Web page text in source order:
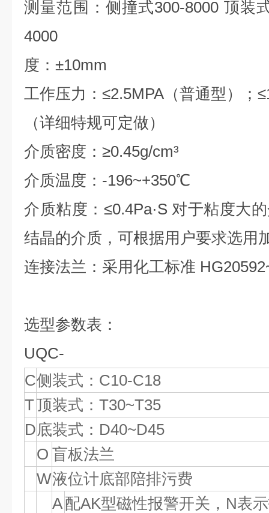
测量范围：侧撞式300-8000 顶装
4000
度：±10mm
工作压力：≤2.5MPA（普通型）；
（详细特规可定做）
介质密度：≥0.45g/cm³
介质温度：-196~+350℃
介质粘度：≤0.4Pa·S 对于粘度大
结晶的介质，可根据用户要求选用
连接法兰：采用化工标准
选型参数表：
UQC-
C侧装式：C10-C18
T顶装式：T30~T35
D底装式：D40~D45
O 盲板法兰
W液位计底部陪排污费
A配AK型磁性报警开关，N表